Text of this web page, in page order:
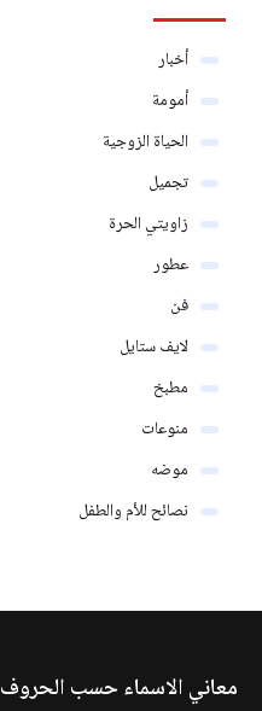
أخبار
أمومة
الحياة الزوجية
تجميل
زاويتي الحرة
عطور
فن
لايف ستايل
مطبخ
منوعات
موضه
نصائح للأم والطفل
معاني الاسماء حسب الحروف